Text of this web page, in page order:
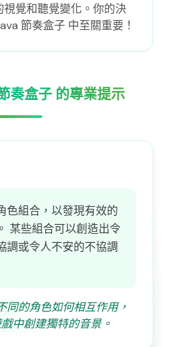
視覺和聽覺變化。你的決
節奏盒子 中至關重要！
奏盒子 的專業提示
色組合，以發現有效的
某些組合可以創造出令
調或令人不安的不協調
同的角色如何相互作用，
中創建獨特的音景。